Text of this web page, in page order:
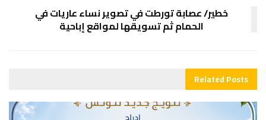
خطير/ عصابة تورطت في تصوير نساء عاريات في
الحمام ثم تسويقها لمواقع إباحية
RelatedPosts